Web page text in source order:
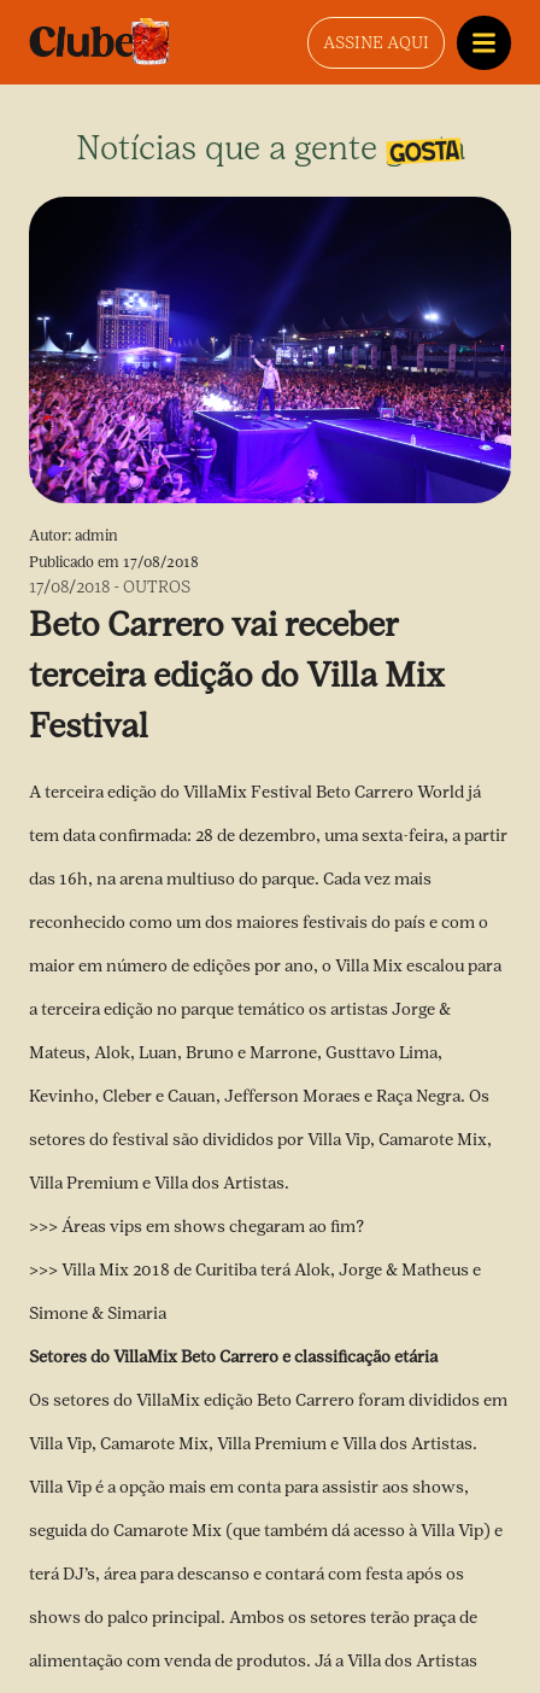
ASSINE AQUI
Notícias que a gente gosta
Autor: admin
Publicado em 17/08/2018
17/08/2018 -OUTROS
Beto Carrero vai receber
terceira edição do Villa Mix
Festival
A terceira edição do VillaMix Festival Beto Carrero World já
tem data confirmada: 28 de dezembro, uma sexta-feira, a partir
das 16h, na arena multiuso do parque. Cada vez mais
reconhecido como um dos maiores festivais do país e com o
maior em número de edições por ano, o Villa Mix escalou para
a terceira edição no parque temático os artistas Jorge &
Mateus, Alok, Luan, Bruno e Marrone, Gusttavo Lima,
Kevinho, Cleber e Cauan, Jefferson Moraes e Raça Negra. Os
setores do festival são divididos por Villa Vip, Camarote Mix,
Villa Premium e Villa dos Artistas.
>>> Áreas vips em shows chegaram ao fim?
>>> Villa Mix 2018 de Curitiba terá Alok, Jorge & Matheus e
Simone & Simaria
Setores do VillaMix Beto Carrero e classificação etária
Os setores do VillaMix edição Beto Carrero foram divididos em
Villa Vip, Camarote Mix, Villa Premium e Villa dos Artistas.
Villa Vip é a opção mais em conta para assistir aos shows,
seguida do Camarote Mix (que também dá acesso à Villa Vip) e
terá DJ’s, área para descanso e contará com festa após os
shows do palco principal. Ambos os setores terão praça de
alimentação com venda de produtos. Já a Villa dos Artistas